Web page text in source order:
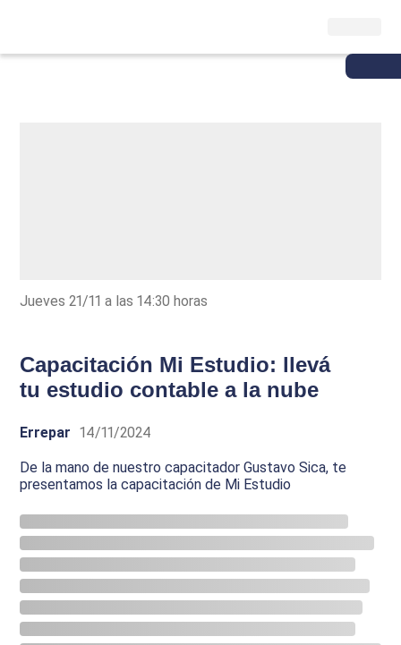
Jueves 21/11 a las 14:30 horas
Capacitación Mi Estudio: llevá
tu estudio contable a la nube
Errepar 14/11/2024
De la mano de nuestro capacitador Gustavo Sica, te
presentamos la capacitación de Mi Estudio